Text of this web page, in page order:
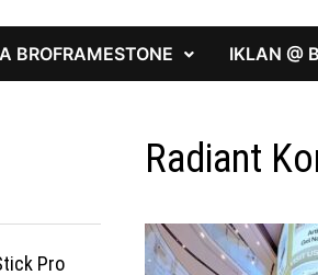
BROFRAMESTONE IKLAN @
Radiant
Pro